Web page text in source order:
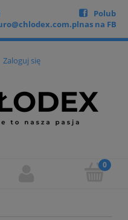
Polub
nas na FB
Zaloguj się